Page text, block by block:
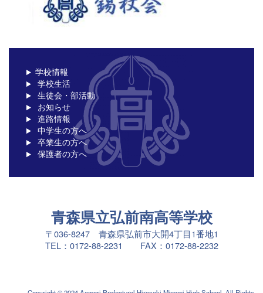
学校情報
学校生活
生徒会・部活動
お知らせ
進路情報
中学生の方へ
卒業生の方へ
保護者の方へ
青森県立弘前南高等学校
〒036-8247 青森県弘前市大開4丁目1番地1
TEL：0172-88-2231 FAX：0172-88-2232